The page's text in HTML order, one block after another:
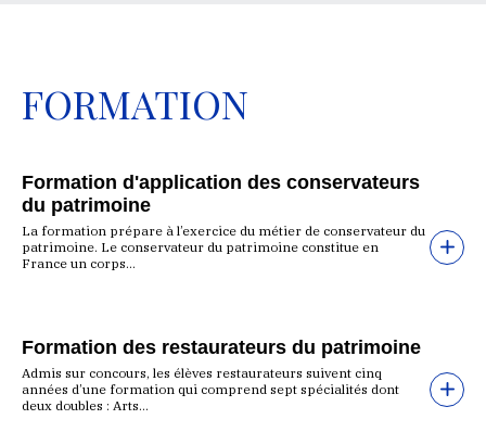
FORMATION
Formation d'application des conservateurs
du patrimoine
La formation prépare à l’exercice du métier de conservateur du
patrimoine. Le conservateur du patrimoine constitue en
France un corps...
Formation des restaurateurs du patrimoine
Admis sur concours, les élèves restaurateurs suivent cinq
années d’une formation qui comprend sept spécialités dont
deux doubles : Arts...